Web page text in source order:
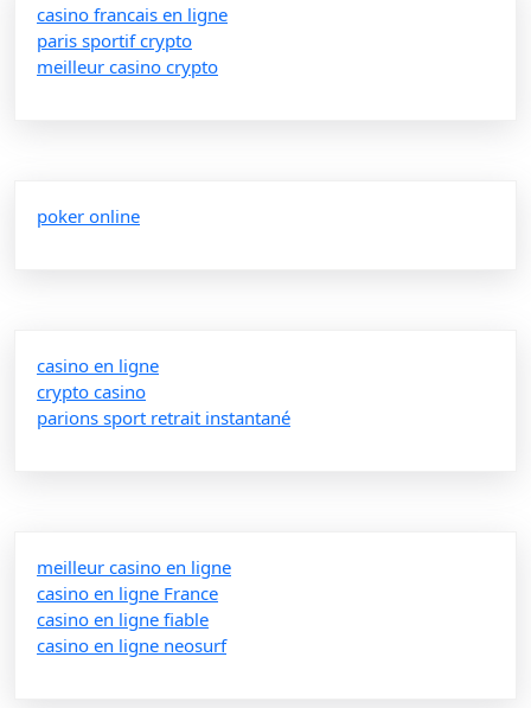
casino francais en ligne
paris sportif crypto
meilleur casino crypto
poker online
casino en ligne
crypto casino
parions sport retrait instantané
meilleur casino en ligne
casino en ligne France
casino en ligne fiable
casino en ligne neosurf